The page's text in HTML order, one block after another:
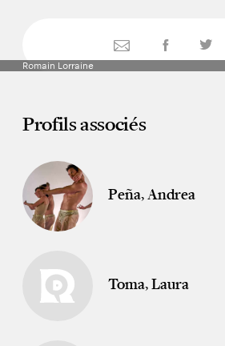
Romain Lorraine
Profils associés
Peña, Andrea
Toma, Laura